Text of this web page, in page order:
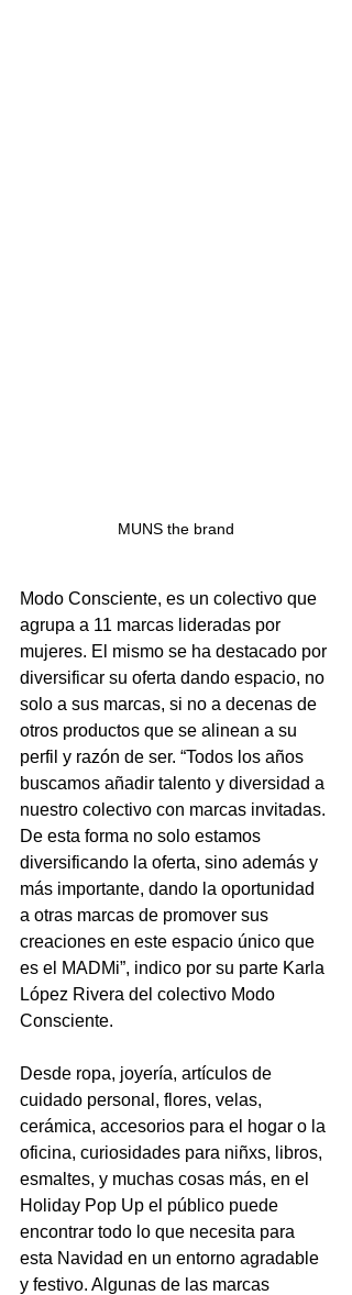
MUNS the brand
Modo Consciente, es un colectivo que
agrupa a 11 marcas lideradas por
mujeres. El mismo se ha destacado por
diversificar su oferta dando espacio, no
solo a sus marcas, si no a decenas de
otros productos que se alinean a su
perfil y razón de ser. “Todos los años
buscamos añadir talento y diversidad a
nuestro colectivo con marcas invitadas.
De esta forma no solo estamos
diversificando la oferta, sino además y
más importante, dando la oportunidad
a otras marcas de promover sus
creaciones en este espacio único que
es el MADMi”, indico por su parte Karla
López Rivera del colectivo Modo
Consciente.
Desde ropa, joyería, artículos de
cuidado personal, flores, velas,
cerámica, accesorios para el hogar o la
oficina, curiosidades para niñxs, libros,
esmaltes, y muchas cosas más, en el
Holiday Pop Up el público puede
encontrar todo lo que necesita para
esta Navidad en un entorno agradable
y festivo. Algunas de las marcas